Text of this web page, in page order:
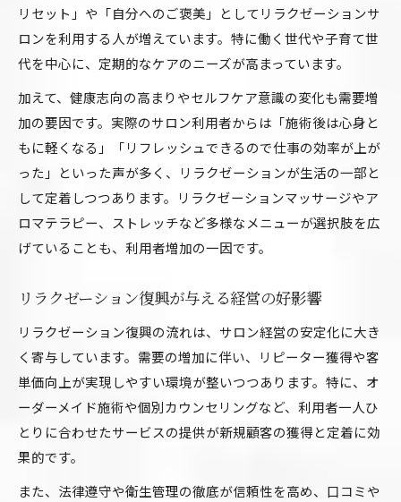
顧客満足に繋がるリラクゼーション要素
リラクゼーション選択時のポイントを整理
安定経営にはリラクゼーション戦略が必須の理由
リラクゼーション戦略が経営安定を支える
安定経営を実現するリラクゼーション戦略
リラクゼーション戦略導入のメリット解説
リラクゼーションで実現する利益と信頼
リセット」や「自分へのご褒美」としてリラクゼーションサ
ロンを利用する人が増えています。特に働く世代や子育て世
代を中心に、定期的なケアのニーズが高まっています。
加えて、健康志向の高まりやセルフケア意識の変化も需要増
加の要因です。実際のサロン利用者からは「施術後は心身と
もに軽くなる」「リフレッシュできるので仕事の効率が上が
った」といった声が多く、リラクゼーションが生活の一部と
して定着しつつあります。リラクゼーションマッサージやア
ロマテラピー、ストレッチなど多様なメニューが選択肢を広
げていることも、利用者増加の一因です。
リラクゼーション復興が与える経営の好影響
リラクゼーション復興の流れは、サロン経営の安定化に大き
く寄与しています。需要の増加に伴い、リピーター獲得や客
単価向上が実現しやすい環境が整いつつあります。特に、オ
ーダーメイド施術や個別カウンセリングなど、利用者一人ひ
とりに合わせたサービスの提供が新規顧客の獲得と定着に効
果的です。
また、法律遵守や衛生管理の徹底が信頼性を高め、口コミや